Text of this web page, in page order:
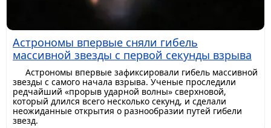
Астрономы впервые сняли гибель
массивной звезды с первой секунды взрыва
Астрономы впервые зафиксировали гибель массивной
звезды с самого начала взрыва. Ученые проследили
редчайший «прорыв ударной волны» сверхновой,
который длился всего несколько секунд, и сделали
неожиданные открытия о разнообразии путей гибели
звезд.